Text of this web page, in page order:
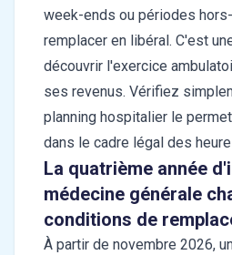
week-ends ou périodes
remplacer en libéral. C'est
découvrir l'exercice
ses revenus. Vérifiez
planning hospitalier le
dans le cadre légal des
La quatrième année
médecine générale
conditions de
À partir de novembre 2026,